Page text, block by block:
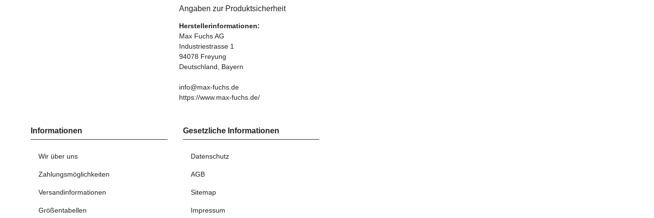
Angaben zur Produktsicherheit
Herstellerinformationen:
Max Fuchs AG
Industriestrasse 1
94078 Freyung
Deutschland, Bayern
info@max-fuchs.de
https://www.max-fuchs.de/
Informationen
Wir über uns
Zahlungsmöglichkeiten
Versandinformationen
Größentabellen
Gesetzliche Informationen
Datenschutz
AGB
Sitemap
Impressum